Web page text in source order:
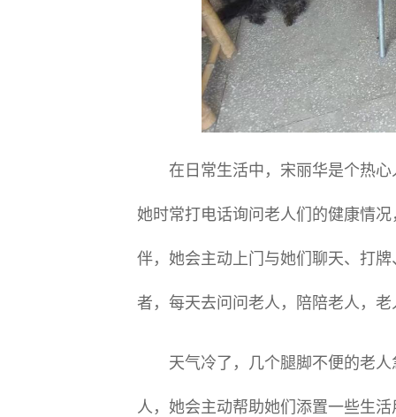
在日常生活中，宋丽华是个热心
她时常打电话询问老人们的健康情
伴，她会主动上门与她们聊天、打
者，每天去问问老人，陪陪老人，
天气冷了，几个腿脚不便的老人
人，她会主动帮助她们添置一些生